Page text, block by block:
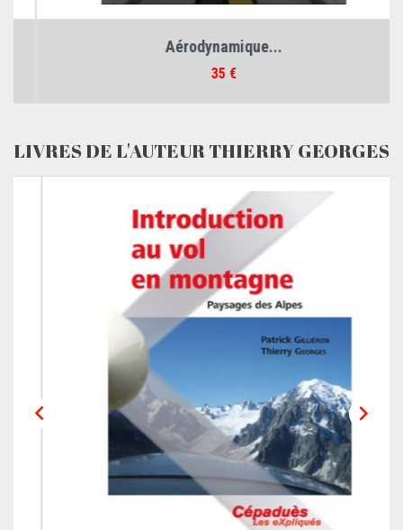
Aérodynamique...
35 €
LIVRES DE L'AUTEUR THIERRY GEORGES
 